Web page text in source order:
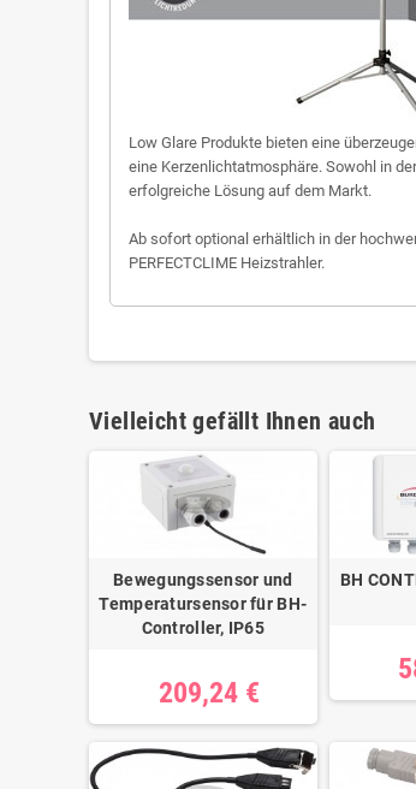
Low Glare Produkte bieten eine
eine Kerzenlichtatmosphäre. Sowohl in
erfolgreiche Lösung auf dem Markt.
Ab sofort optional erhältlich in der
PERFECTCLIME Heizstrahler.
Vielleicht gefällt Ihnen auch
Bewegungssensor und
Temperatursensor für BH-
Controller, IP65
209,24 €
BH